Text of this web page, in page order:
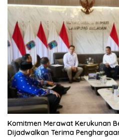
Komitmen Merawat Kerukunan
Dijadwalkan Terima